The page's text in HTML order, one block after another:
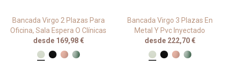
Bancada Virgo 2 Plazas Para
Oficina, Sala Espera O Clínicas
desde 169,98 €
Bancada Virgo 3 Plazas En
Metal Y Pvc Inyectado
desde 222,70 €